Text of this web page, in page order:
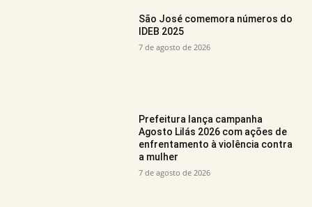
São José comemora números do
IDEB 2025
7 de agosto de 2026
Prefeitura lança campanha
Agosto Lilás 2026 com ações de
enfrentamento à violência contra
a mulher
7 de agosto de 2026